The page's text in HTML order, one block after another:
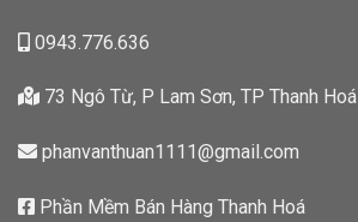
0943.776.636
73 Ngô Từ, P Lam Sơn, TP Thanh Hoá
phanvanthuan1111@gmail.com
Phần Mềm Bán Hàng Thanh Hoá